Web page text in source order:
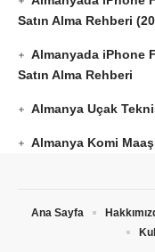
Satın Alma Rehberi
Almanyada iPhone
Satın Alma Rehberi
Almanya Uçak
Almanya Komi
Ana Sayfa